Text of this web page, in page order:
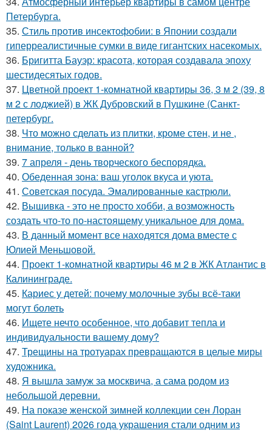
Петербурга.
35. Стиль против инсектофобии: в Японии создали
гиперреалистичные сумки в виде гигантских насекомых.
36. Бригитта Бауэр: красота, которая создавала эпоху
шестидесятых годов.
37. Цветной проект 1-комнатной квартиры 36, 3 м 2 (39, 8
м 2 с лоджией) в ЖК Дубровский в Пушкине (Санкт-
петербург.
38. Что можно сделать из плитки, кроме стен, и не ,
внимание, только в ванной?
39. 7 апреля - день творческого беспорядка.
40. Обеденная зона: ваш уголок вкуса и уюта.
41. Советская посуда. Эмалированные кастрюли.
42. Вышивка - это не просто хобби, а возможность
создать что-то по-настоящему уникальное для дома.
43. В данный момент все находятся дома вместе с
Юлией Меньшовой.
44. Проект 1-комнатной квартиры 46 м 2 в ЖК Атлантис в
Калининграде.
45. Кариес у детей: почему молочные зубы всё-таки
могут болеть
46. Ищете нечто особенное, что добавит тепла и
индивидуальности вашему дому?
47. Трещины на тротуарах превращаются в целые миры
художника.
48. Я вышла замуж за москвича, а сама родом из
небольшой деревни.
49. На показе женской зимней коллекции сен Лоран
(Saint Laurent) 2026 года украшения стали одним из